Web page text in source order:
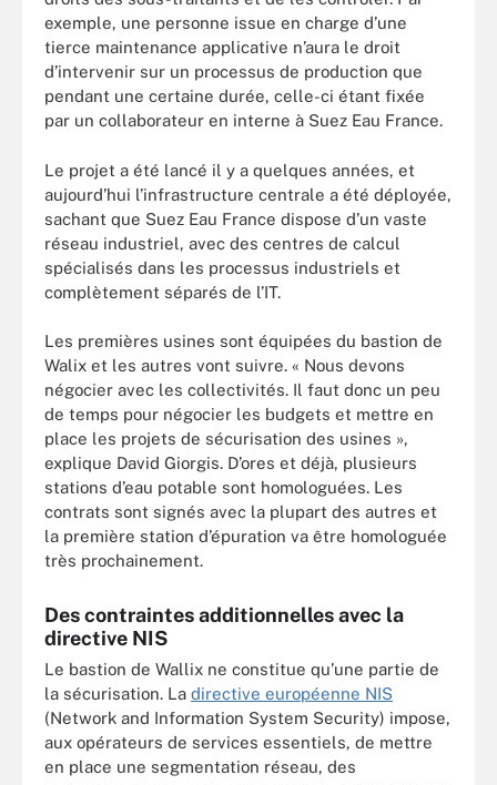
exemple, une personne issue en charge d’une
tierce maintenance applicative n’aura le droit
d’intervenir sur un processus de production que
pendant une certaine durée, celle-ci étant fixée
par un collaborateur en interne à Suez Eau France.
Le projet a été lancé il y a quelques années, et
aujourd’hui l’infrastructure centrale a été déployée,
sachant que Suez Eau France dispose d’un vaste
réseau industriel, avec des centres de calcul
spécialisés dans les processus industriels et
complètement séparés de l’IT.
Les premières usines sont équipées du bastion de
Walix et les autres vont suivre. « Nous devons
négocier avec les collectivités. Il faut donc un peu
de temps pour négocier les budgets et mettre en
place les projets de sécurisation des usines »,
explique David Giorgis. D’ores et déjà, plusieurs
stations d’eau potable sont homologuées. Les
contrats sont signés avec la plupart des autres et
la première station d’épuration va être homologuée
très prochainement.
Des contraintes additionnelles avec la
directive NIS
Le bastion de Wallix ne constitue qu’une partie de
la sécurisation. La directive européenne NIS
(Network and Information System Security) impose,
aux opérateurs de services essentiels, de mettre
en place une segmentation réseau, des